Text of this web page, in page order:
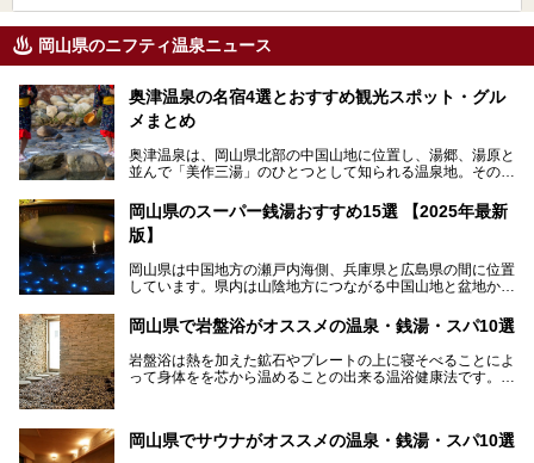
岡山県のニフティ温泉ニュース
奥津温泉の名宿4選とおすすめ観光スポット・グル
メまとめ
奥津温泉は、岡山県北部の中国山地に位置し、湯郷、湯原と
並んで「美作三湯」のひとつとして知られる温泉地。その泉
す。
この記事では、奥津温泉で宿泊におすすめの宿、観光スポッ
を存分に味わい、癒しの旅を楽しんでくださいね。
岡山県のスーパー銭湯おすすめ15選 【2025年最新
版】
岡山県は中国地方の瀬戸内海側、兵庫県と広島県の間に位置
しています。県内は山陰地方につながる中国山地と盆地から
海に多数の島々が浮かぶ瀬戸内海に面した南部に分けられま
す。年間を通じて降水量が少ない「晴れの国」で、モモやブ
ドウなど果物の栽培が盛んなうえ、その品質の高さは全国的
にも有名です。
ます。ここでは、岡山県で評判のスーパー銭湯をご紹介しま
しょう。
岡山県で岩盤浴がオススメの温泉・銭湯・スパ10選
岩盤浴は熱を加えた鉱石やプレートの上に寝そべることによ
って身体をを芯から温めることの出来る温浴健康法です。じ
ススメ温泉・銭湯・スパ10ヶ所を紹介させていただきま
岡山県でサウナがオススメの温泉・銭湯・スパ10選